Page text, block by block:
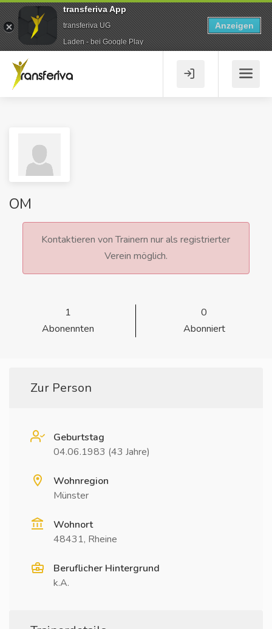
OM
Kontaktieren von Trainern nur als registrierter
Verein möglich.
1
Abonennten
0
Abonniert
Zur Person
Geburtstag
04.06.1983 (43 Jahre)
Wohnregion
Münster
Wohnort
48431, Rheine
Beruflicher Hintergrund
k.A.
transferiva App
transferiva UG
Laden - bei Google Play
Anzeigen